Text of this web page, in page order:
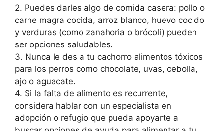
2. Puedes darles algo de comida casera: pollo o
carne magra cocida, arroz blanco, huevo cocido
y verduras (como zanahoria o brócoli) pueden
ser opciones saludables.
3. Nunca le des a tu cachorro alimentos tóxicos
para los perros como chocolate, uvas, cebolla,
ajo o aguacate.
4. Si la falta de alimento es recurrente,
considera hablar con un especialista en
adopción o refugio que pueda apoyarte a